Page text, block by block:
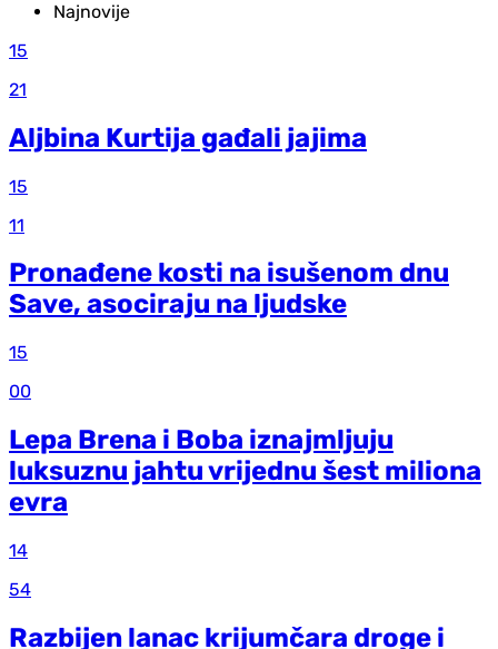
Najnovije
15
21
Aljbina Kurtija gađali jajima
15
11
Pronađene kosti na isušenom dnu
Save, asociraju na ljudske
15
00
Lepa Brena i Boba iznajmljuju
luksuznu jahtu vrijednu šest miliona
evra
14
54
Razbijen lanac krijumčara droge i